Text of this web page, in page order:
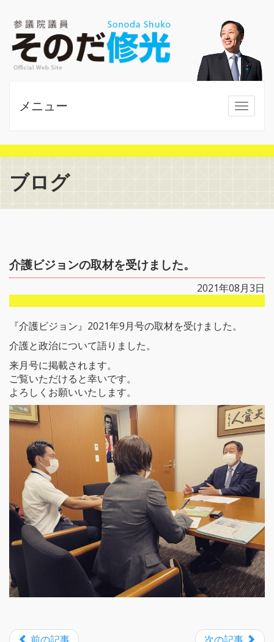
MENU
メニュー
ブログ
介護ビジョンの取材を受けました。
2021年08月3日
『介護ビジョン』2021年9月号の取材を受けました。
介護と政治について語りました。
来月号に掲載されます。
ご覧いただけると幸いです。
よろしくお願いいたします。